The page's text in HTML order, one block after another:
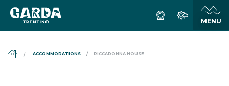
ACCOMMODATIONS RICCADONNA HOUSE